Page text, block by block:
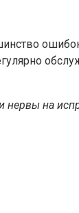
нервы на